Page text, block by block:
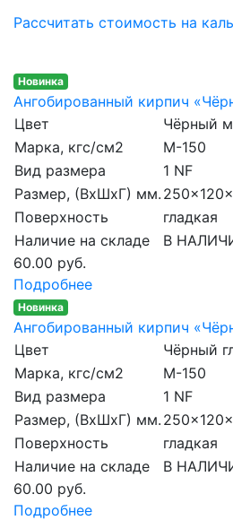
Рассчитать стоимость на
Новинка
Ангобированный кирпич
Цвет
Чёрный
Марка, кгс/см2
M-150
Вид размера
1 NF
Размер, (ВхШхГ) мм.
Поверхность
гладкая
Наличие на складе
В
60.00 руб.
Подробнее
Новинка
Ангобированный кирпич
Цвет
Чёрный
Марка, кгс/см2
M-150
Вид размера
1 NF
Размер, (ВхШхГ) мм.
Поверхность
гладкая
Наличие на складе
В
60.00 руб.
Подробнее